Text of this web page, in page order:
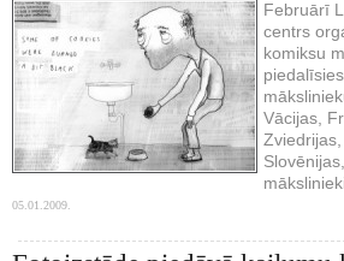
Februārī
centrs
komiksu
Vācijas,
mākslinieki.
05.01.2009.